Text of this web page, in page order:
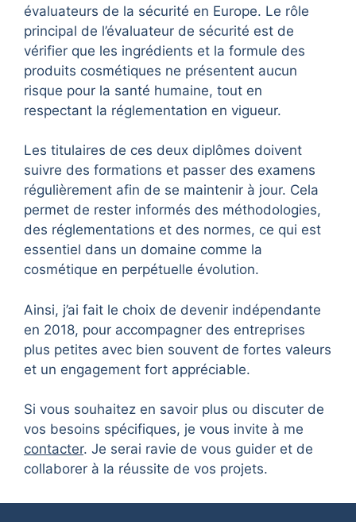
évaluateurs de la sécurité en Europe. Le rôle
principal de l’évaluateur de sécurité est de
vérifier que les ingrédients et la formule des
produits cosmétiques ne présentent aucun
risque pour la santé humaine, tout en
respectant la réglementation en vigueur.
Les titulaires de ces deux diplômes doivent
suivre des formations et passer des examens
régulièrement afin de se maintenir à jour. Cela
permet de rester informés des méthodologies,
des réglementations et des normes, ce qui est
essentiel dans un domaine comme la
cosmétique en perpétuelle évolution.
Ainsi, j’ai fait le choix de devenir indépendante
en 2018, pour accompagner des entreprises
plus petites avec bien souvent de fortes valeurs
et un engagement fort appréciable.
Si vous souhaitez en savoir plus ou discuter de
vos besoins spécifiques, je vous invite à me
contacter. Je serai ravie de vous guider et de
collaborer à la réussite de vos projets.